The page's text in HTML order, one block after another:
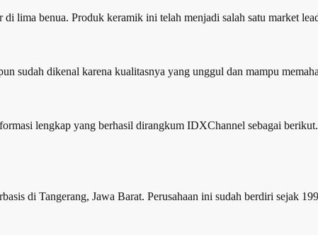
lima benua. Produk keramik ini telah menjadi salah satu market
sudah dikenal karena kualitasnya yang unggul dan mampu
lengkap yang berhasil dirangkum IDXChannel sebagai berikut.
di Tangerang, Jawa Barat. Perusahaan ini sudah berdiri sejak